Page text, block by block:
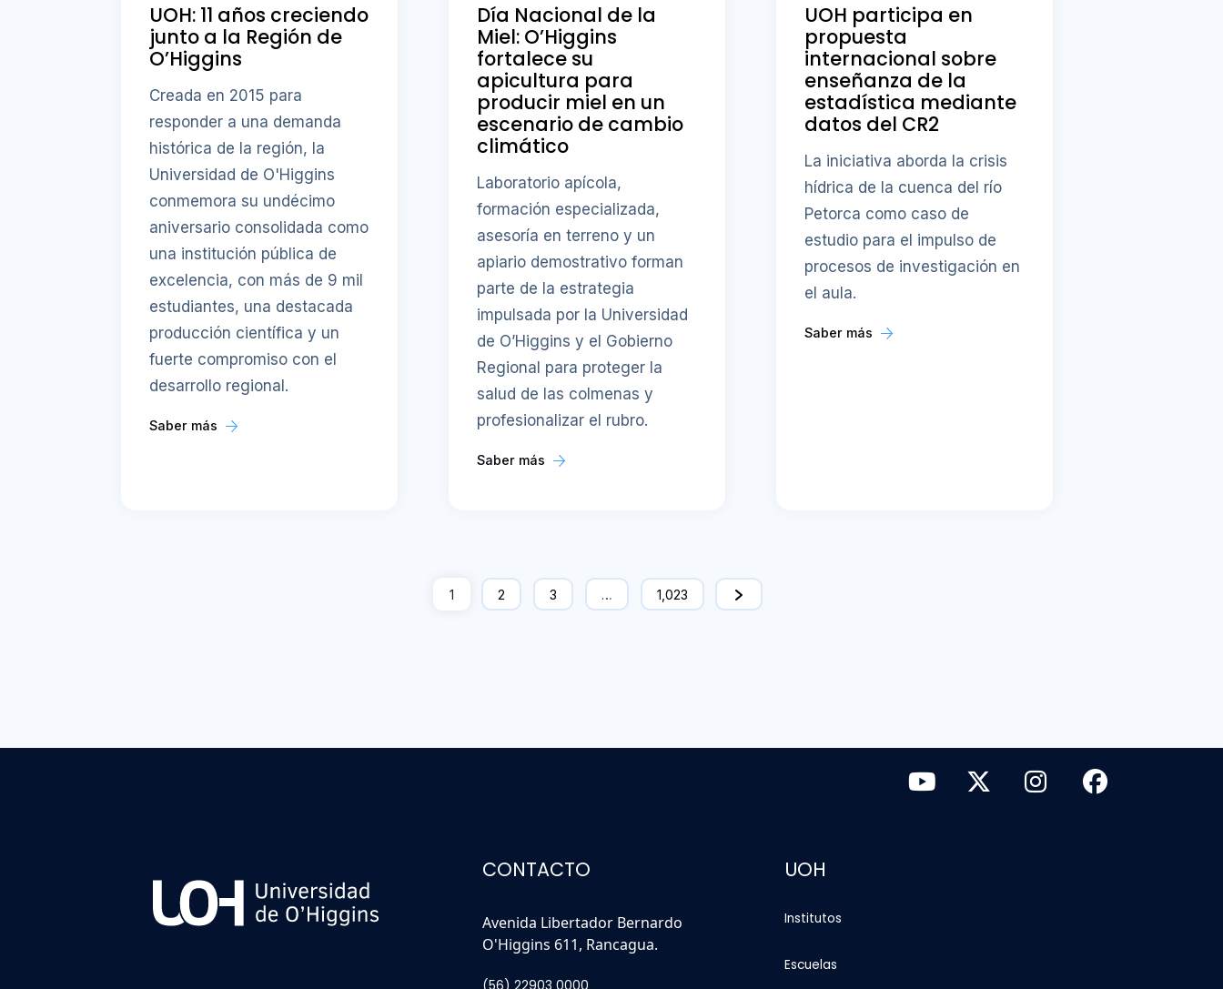
UOH: 11 años creciendo
junto a la Región de
O’Higgins
Creada en 2015 para
responder a una demanda
histórica de la región, la
Universidad de O'Higgins
conmemora su undécimo
aniversario consolidada como
una institución pública de
excelencia, con más de 9 mil
estudiantes, una destacada
producción científica y un
fuerte compromiso con el
desarrollo regional.
Saber más
Día Nacional de la
Miel: O’Higgins
fortalece su
apicultura para
producir miel en un
escenario de cambio
climático
Laboratorio apícola,
formación especializada,
asesoría en terreno y un
apiario demostrativo forman
parte de la estrategia
impulsada por la Universidad
de O’Higgins y el Gobierno
Regional para proteger la
salud de las colmenas y
profesionalizar el rubro.
Saber más
UOH participa en
propuesta
internacional sobre
enseñanza de la
estadística mediante
datos del CR2
La iniciativa aborda la crisis
hídrica de la cuenca del río
Petorca como caso de
estudio para el impulso de
procesos de investigación en
el aula.
Saber más
1 2 3 … 1,023
CONTACTO
Avenida Libertador Bernardo
O'Higgins 611, Rancagua.
(56) 22903 0000
UOH
Institutos
Escuelas